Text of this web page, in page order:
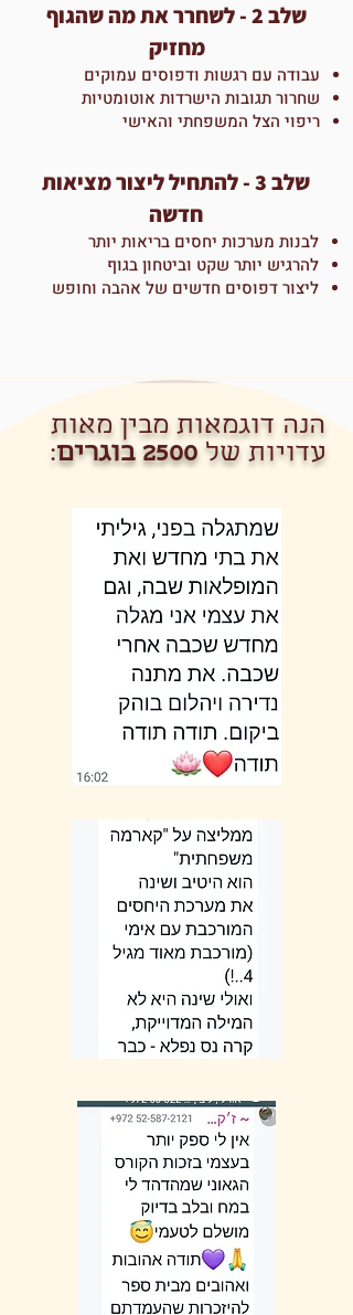
שלב 2 - לשחרר את מה שהגוף
מחזיק
עבודה עם רגשות ודפוסים עמוקים
שחרור תגובות הישרדות אוטומטיות
ריפוי הצל המשפחתי והאישי
שלב 3 - להתחיל ליצור מציאות
חדשה
לבנות מערכות יחסים בריאות יותר
להרגיש יותר שקט וביטחון בגוף
ליצור דפוסים חדשים של אהבה וחופש
הנה דוגמאות מבין מאות
עדויות של2500 בוגרים :